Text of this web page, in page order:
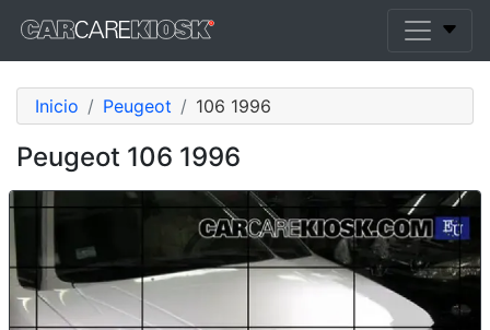
Inicio Peugeot 106 1996
Peugeot 106 1996